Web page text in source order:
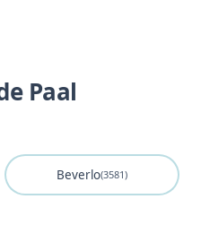
Paal
Beverlo(3581)